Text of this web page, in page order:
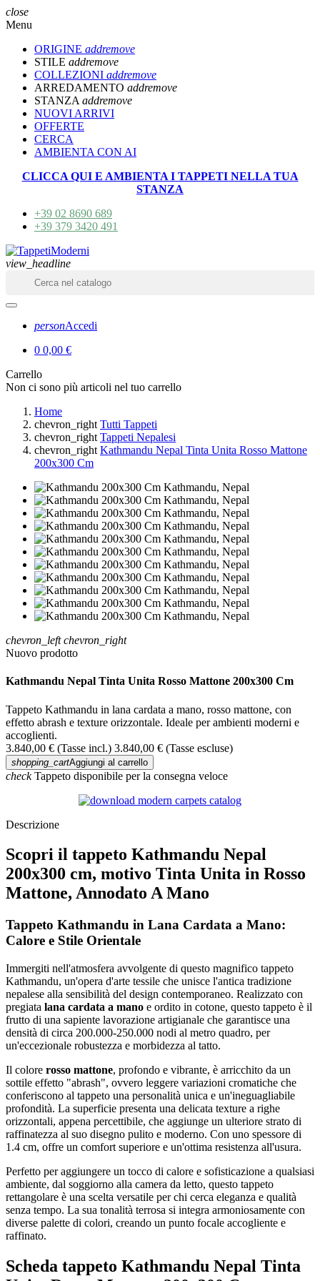
close
Menu
ORIGINE addremove
STILE addremove
COLLEZIONI addremove
ARREDAMENTO addremove
STANZA addremove
NUOVI ARRIVI
OFFERTE
CERCA
AMBIENTA CON AI
CLICCA QUI E AMBIENTA I TAPPETI NELLA TUA
STANZA
+39 02 8690 689
+39 379 3420 491
view_headline
personAccedi
0 0,00 €
Carrello
Non ci sono più articoli nel tuo carrello
Home
chevron_right Tutti Tappeti
chevron_right Tappeti Nepalesi
chevron_right Kathmandu Nepal Tinta Unita Rosso Mattone
200x300 Cm
chevron_left chevron_right
Nuovo prodotto
Kathmandu Nepal Tinta Unita Rosso Mattone 200x300 Cm
Tappeto Kathmandu in lana cardata a mano, rosso mattone, con
effetto abrash e texture orizzontale. Ideale per ambienti moderni e
accoglienti.
3.840,00 € (Tasse incl.) 3.840,00 € (Tasse escluse)
shopping_cartAggiungi al carrello
checkTappeto disponibile per la consegna veloce
Descrizione
Scopri il tappeto Kathmandu Nepal
200x300 cm, motivo Tinta Unita in Rosso
Mattone, Annodato A Mano
Tappeto Kathmandu in Lana Cardata a Mano:
Calore e Stile Orientale
Immergiti nell'atmosfera avvolgente di questo magnifico tappeto
Kathmandu, un'opera d'arte tessile che unisce l'antica tradizione
nepalese alla sensibilità del design contemporaneo. Realizzato con
pregiata lana cardata a mano e ordito in cotone, questo tappeto è il
frutto di una sapiente lavorazione artigianale che garantisce una
densità di circa 200.000-250.000 nodi al metro quadro, per
un'eccezionale robustezza e morbidezza al tatto.
Il colore rosso mattone, profondo e vibrante, è arricchito da un
sottile effetto "abrash", ovvero leggere variazioni cromatiche che
conferiscono al tappeto una personalità unica e un'ineguagliabile
profondità. La superficie presenta una delicata texture a righe
orizzontali, appena percettibile, che aggiunge un ulteriore strato di
raffinatezza al suo disegno pulito e moderno. Con uno spessore di
1.4 cm, offre un comfort superiore e un'ottima resistenza all'usura.
Perfetto per aggiungere un tocco di calore e sofisticazione a qualsiasi
ambiente, dal soggiorno alla camera da letto, questo tappeto
rettangolare è una scelta versatile per chi cerca eleganza e qualità
senza tempo. La sua tonalità terrosa si integra armoniosamente con
diverse palette di colori, creando un punto focale accogliente e
raffinato.
Scheda tappeto Kathmandu Nepal Tinta